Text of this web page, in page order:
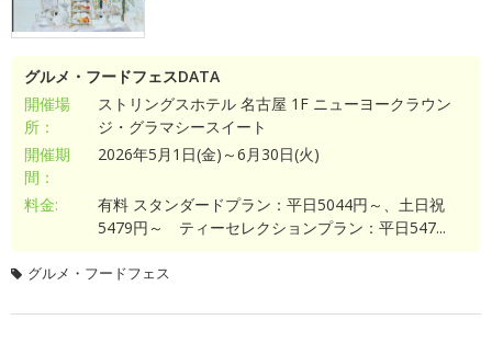
グルメ・フードフェスDATA
開催場
所：
ストリングスホテル 名古屋 1F ニューヨークラウン
ジ・グラマシースイート
開催期
間：
2026年5月1日(金)～6月30日(火)
料金:
有料 スタンダードプラン：平日5044円～、土日祝
5479円～ ティーセレクションプラン：平日547...
グルメ・フードフェス